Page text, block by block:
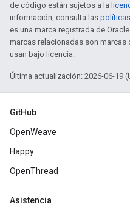
de código están sujetos a la
información, consulta las
es una marca registrada de
marcas relacionadas son marcas
usan bajo licencia.
Última actualización: 2026-06-19
GitHub
OpenWeave
Happy
OpenThread
Asistencia